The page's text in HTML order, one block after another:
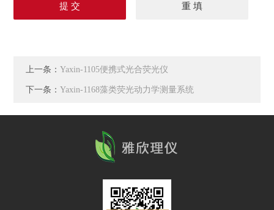
上一条：Yaxin-1105便携式光合荧光仪
下一条：Yaxin-1168藻类荧光动力学测量系统